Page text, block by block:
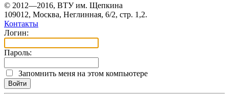
© 2012—2016, ВТУ им. Щепкина
109012, Москва, Неглинная, 6/2, стр. 1,2.
Контакты
Логин:
Пароль:
Запомнить меня на этом компьютере